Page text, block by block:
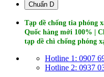
Chuẩn D
Tạp dề chống tia phóng
Quốc hàng mới 100% |
tạp dề chì chống phóng
Hotline 1: 0907
Hotline 2: 0937